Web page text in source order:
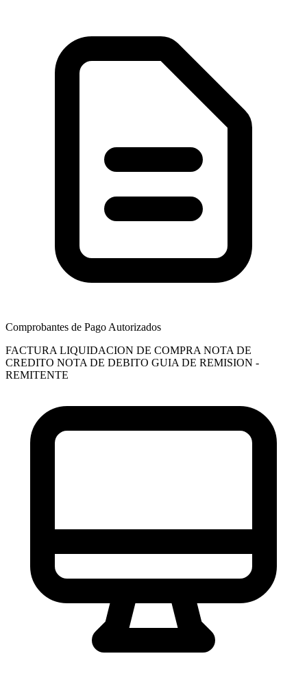
Comprobantes de Pago Autorizados
FACTURA LIQUIDACION DE COMPRA NOTA DE
CREDITO NOTA DE DEBITO GUIA DE REMISION -
REMITENTE